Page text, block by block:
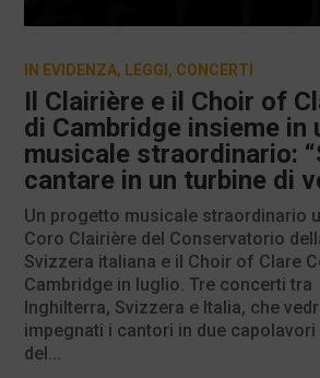
Il Clairière e il Choir of
di Cambridge insieme in
musicale straordinario:
cantare in un turbine di
IN EVIDENZA, LEGGI , CONCERTI
Un progetto musicale straordinario
Coro Clairière del Conservatorio
Svizzera italiana e il Choir of Clare
Cambridge in luglio. Tre concerti tra
Inghilterra, Svizzera e Italia, che
impegnati i cantori in due
del...